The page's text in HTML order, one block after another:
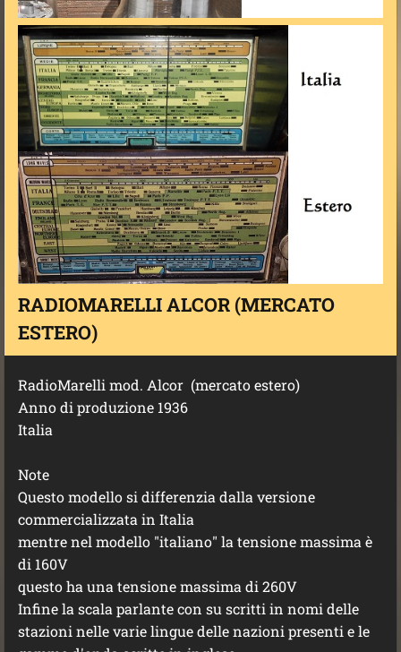
RADIOMARELLI ALCOR (MERCATO
ESTERO)
RadioMarelli mod. Alcor (mercato estero)
Anno di produzione 1936
Italia
Note
Questo modello si differenzia dalla versione
commercializzata in Italia
mentre nel modello "italiano" la tensione massima è
di 160V
questo ha una tensione massima di 260V
Infine la scala parlante con su scritti in nomi delle
stazioni nelle varie lingue delle nazioni presenti e le